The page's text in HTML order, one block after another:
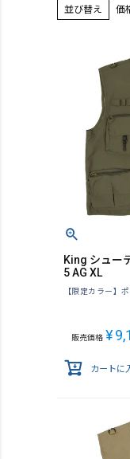
並び替え 価
King シュー
5 AG XL
【限定カラー】
販売価格 ¥
カートに